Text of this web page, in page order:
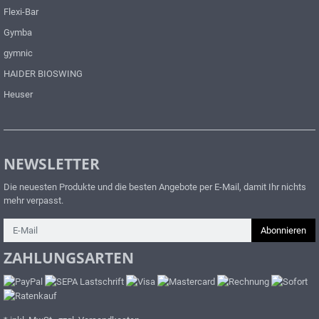
wasserblau Lieferumfang: 1 x
Gymnastikmatte ohne Gurt
Physiotherapie & Ergotherapie,
Flexi-Bar
Gymba
gymnic
HAIDER BIOSWING
Heuser
NEWSLETTER
Die neuesten Produkte und die besten Angebote per E-Mail, damit Ihr nichts
mehr verpasst.
Newsletter
Abonnieren
ZAHLUNGSARTEN